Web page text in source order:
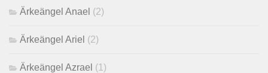
Ärkeängel Anael (2)
Ärkeängel Ariel (2)
Ärkeängel Azrael (1)